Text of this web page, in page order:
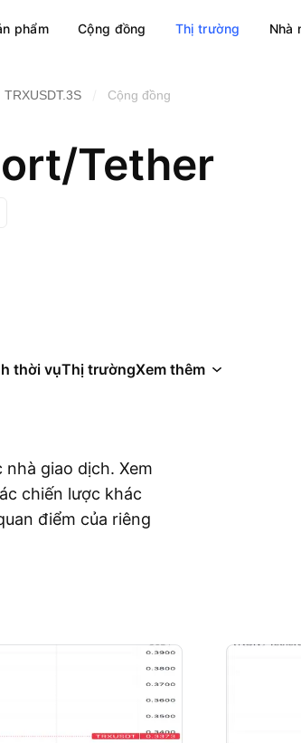
phẩm Cộng đồng Thị trường Nhà
TRXUSDT.3S Cộng đồng
Tether
thời vụThị trườngXem thêm
giao dịch. Xem
chiến lược khác
điểm của riêng